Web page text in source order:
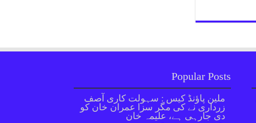
Popular Posts
ملین پاؤنڈ کیس : سہولت کاری آصف
زرداری نے کی مگر سزا عمران خان کو
دی جارہی ہے، علیمہ خان